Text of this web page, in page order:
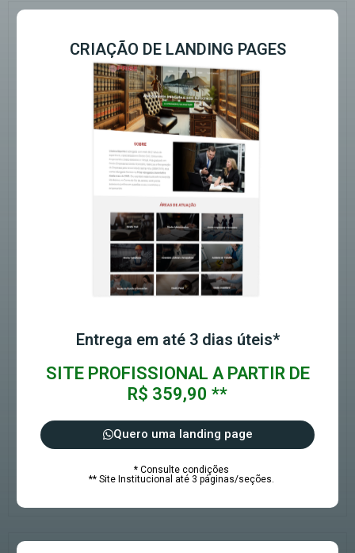
CRIAÇÃO DE LANDING PAGES
Entrega em até 3 dias úteis*
SITE PROFISSIONAL A PARTIR DE
R$ 359,90 **
Quero uma landing page
* Consulte condições
** Site Institucional até 3 páginas/seções.